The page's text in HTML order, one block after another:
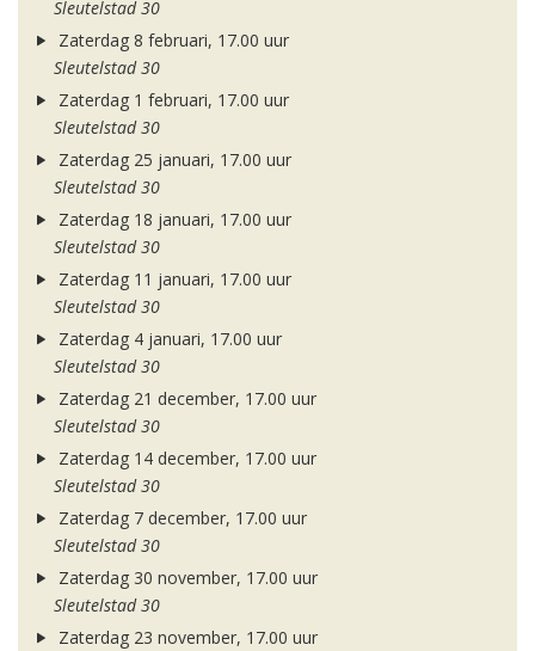
Sleutelstad 30
Zaterdag 8 februari, 17.00 uur
Sleutelstad 30
Zaterdag 1 februari, 17.00 uur
Sleutelstad 30
Zaterdag 25 januari, 17.00 uur
Sleutelstad 30
Zaterdag 18 januari, 17.00 uur
Sleutelstad 30
Zaterdag 11 januari, 17.00 uur
Sleutelstad 30
Zaterdag 4 januari, 17.00 uur
Sleutelstad 30
Zaterdag 21 december, 17.00 uur
Sleutelstad 30
Zaterdag 14 december, 17.00 uur
Sleutelstad 30
Zaterdag 7 december, 17.00 uur
Sleutelstad 30
Zaterdag 30 november, 17.00 uur
Sleutelstad 30
Zaterdag 23 november, 17.00 uur